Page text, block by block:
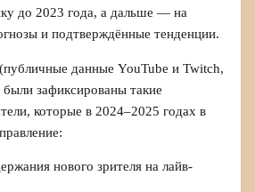
до 2023 года, а дальше — на
и подтверждённые тенденции.
данные YouTube и Twitch,
зафиксированы такие
которые в 2024–2025 годах в
нового зрителя на лайв-